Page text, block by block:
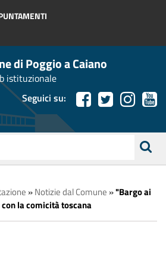
di Poggio a Caiano
istituzionale
Seguici su:
»Notizie dal Comune »"Bargo ai
la comicità toscana